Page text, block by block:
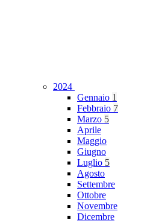
2024
Gennaio 1
Febbraio 7
Marzo 5
Aprile
Maggio
Giugno
Luglio 5
Agosto
Settembre
Ottobre
Novembre
Dicembre